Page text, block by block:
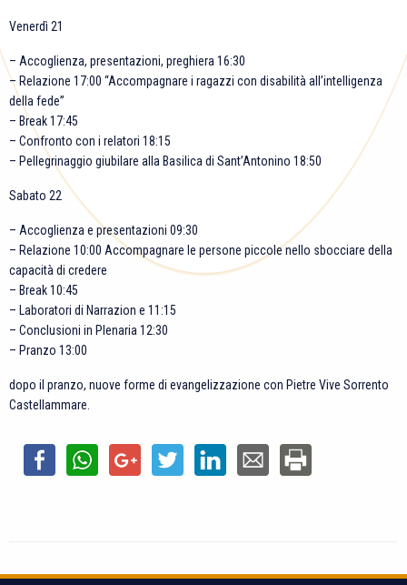
Venerdì 21
– Accoglienza, presentazioni, preghiera 16:30
– Relazione 17:00 “Accompagnare i ragazzi con disabilità all’intelligenza
della fede”
– Break 17:45
– Confronto con i relatori 18:15
– Pellegrinaggio giubilare alla Basilica di Sant’Antonino 18:50
Sabato 22
– Accoglienza e presentazioni 09:30
– Relazione 10:00 Accompagnare le persone piccole nello sbocciare della
capacità di credere
– Break 10:45
– Laboratori di Narrazion e 11:15
– Conclusioni in Plenaria 12:30
– Pranzo 13:00
dopo il pranzo, nuove forme di evangelizzazione con Pietre Vive Sorrento
Castellammare.